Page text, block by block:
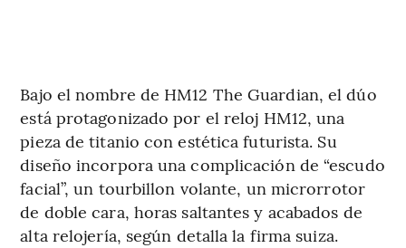
Bajo el nombre de HM12 The Guardian, el dúo
está protagonizado por el reloj HM12, una
pieza de titanio con estética futurista. Su
diseño incorpora una complicación de “escudo
facial”, un tourbillon volante, un microrrotor
de doble cara, horas saltantes y acabados de
alta relojería, según detalla la firma suiza.